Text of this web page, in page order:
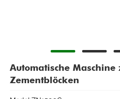
Automatische
Zementblöcken